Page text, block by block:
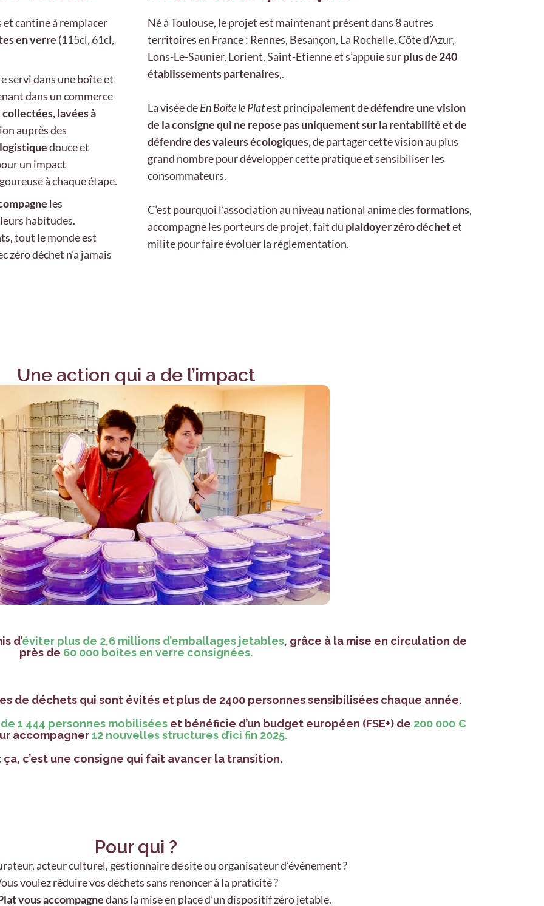
et cantine à remplacer
en verre (115cl, 61cl,
servi dans une boîte et
dans un commerce
collectées, lavées à
auprès des
logistiquedouce et
un impact
à chaque étape.
les
habitudes.
tout le monde est
zéro déchet n’a jamais
Né à Toulouse, le projet est maintenant présent dans 8 autres
territoires en France : Rennes, Besançon, La Rochelle, Côte d’Azur,
Lons-Le-Saunier, Lorient, Saint-Etienne et s’appuie surplus de 240
établissements partenaires,.
La visée deEn Boîte le Platest principalement dedéfendre une vision
de la consigne qui ne repose pas uniquement sur la rentabilité et de
défendre des valeurs écologiques,de partager cette vision au plus
grand nombre pour développer cette pratique et sensibiliser les
consommateurs.
C’est pourquoi l’association au niveau national anime desformations,
accompagne les porteurs de projet, fait du plaidoyer zéro déchetet
milite pour faire évoluer la réglementation.
Une action qui a de l’impact
d’éviter plus de 2,6 millions d’emballages jetables, grâce à la mise en circulation de
près de 60 000 boîtes en verre consignées.
de déchets qui sont évités et plus de 2400 personnes sensibilisées chaque année.
1 444 personnes mobilisées et bénéficie d’un budget européen (FSE+) de 200 000 €
accompagner12 nouvelles structures d’ici fin 2025.
ça, c’est une consigne qui fait avancer la transition.
Pour qui ?
acteur culturel, gestionnaire de site ou organisateur d’événement ?
voulez réduire vos déchets sans renoncer à la praticité ?
vous accompagnedans la mise en place d’un dispositif zéro jetable.